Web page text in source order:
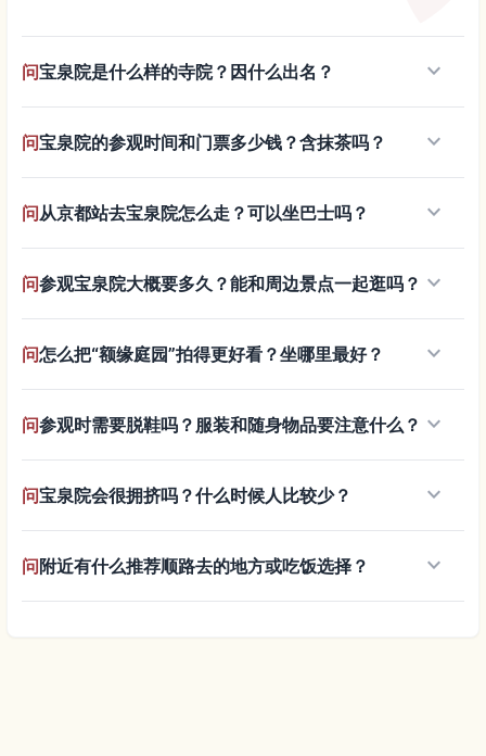
问宝泉院是什么样的寺院？因什么出名？ keyboard_arrow_down
问宝泉院的参观时间和门票多少钱？含抹茶吗？ keyboard_arrow_down
问从京都站去宝泉院怎么走？可以坐巴士吗？ keyboard_arrow_down
问参观宝泉院大概要多久？能和周边景点一起逛吗？ keyboard_arrow_down
问怎么把“额缘庭园”拍得更好看？坐哪里最好？ keyboard_arrow_down
问参观时需要脱鞋吗？服装和随身物品要注意什么？ keyboard_arrow_down
问宝泉院会很拥挤吗？什么时候人比较少？ keyboard_arrow_down
问附近有什么推荐顺路去的地方或吃饭选择？ keyboard_arrow_down